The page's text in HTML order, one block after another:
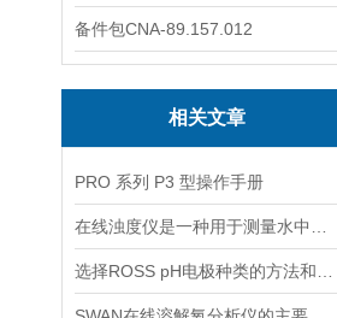
备件包CNA-89.157.012
相关文章
PRO 系列 P3 型操作手册